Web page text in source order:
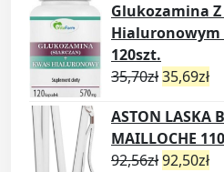
Glukozamina
Hialuronowym
120szt.
35,70zł35,69zł
ASTON LASKA
MAILLOCHE
92,56zł92,50zł